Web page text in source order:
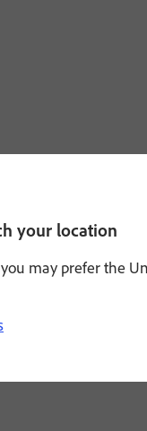
your location
may prefer the